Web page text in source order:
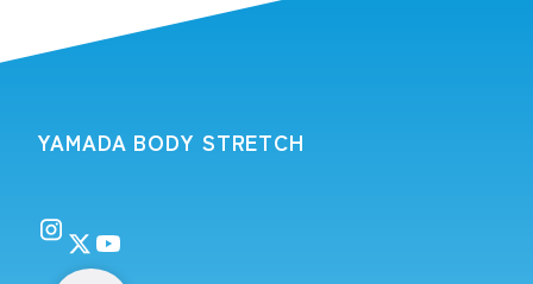
YAMADA BODY STRETCH